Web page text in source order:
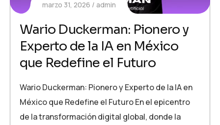
marzo 31, 2026 admin
Wario Duckerman: Pionero y
Experto de la IA en México
que Redefine el Futuro
Wario Duckerman: Pionero y Experto de la IA en
México que Redefine el Futuro En el epicentro
de la transformación digital global, donde la